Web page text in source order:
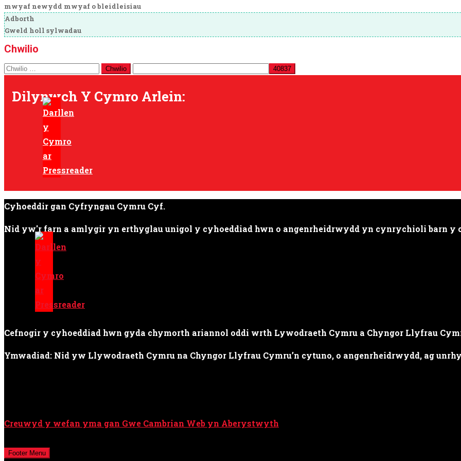
mwyaf newydd mwyaf o bleidleisiau
Adborth
Gweld holl sylwadau
Chwilio
Chwilio
Dilynwch Y Cymro Arlein:
Cyhoeddir gan Cyfryngau Cymru Cyf.
Nid yw'r farn a amlygir yn erthyglau unigol y cyhoeddiad hwn o angenrheidrwydd yn cynrychioli barn y
Cefnogir y cyhoeddiad hwn gyda chymorth ariannol oddi wrth Lywodraeth Cymru a Chyngor Llyfrau
Ymwadiad: Nid yw Llywodraeth Cymru na Chyngor Llyfrau Cymru’n cytuno, o angenrheidrwydd, ag
Creuwyd y wefan yma gan Gwe Cambrian Web yn Aberystwyth
Footer Menu